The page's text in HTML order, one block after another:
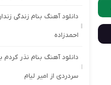
دانلود آهنگ بنام زندگی
احمدزاده
دانلود آهنگ بنام نذر کردم
سردردی از امیر لیام